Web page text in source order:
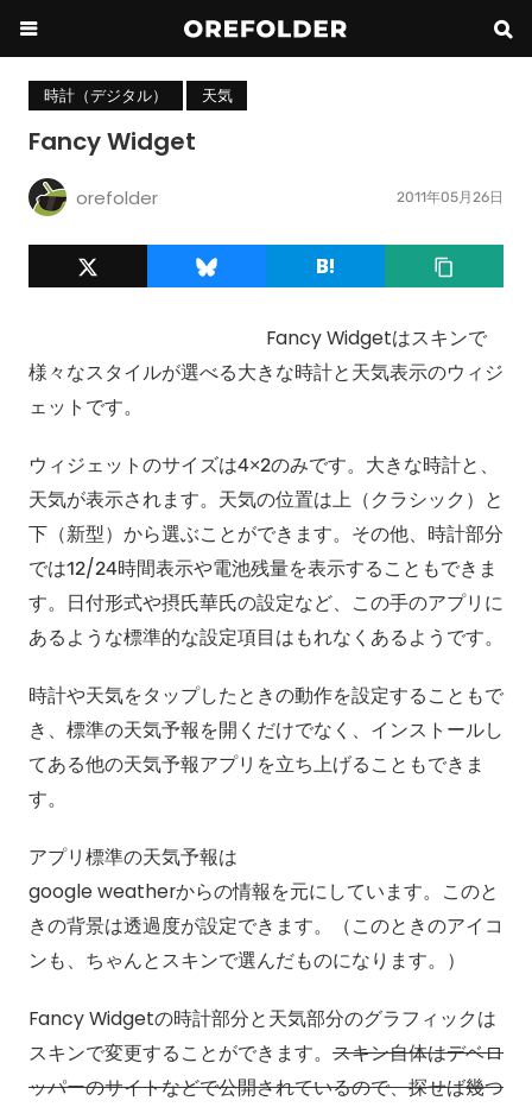
時計（デジタル） 天気
Fancy Widget
orefolder 2011年05月26日
Fancy Widgetはスキンで
様々なスタイルが選べる大きな時計と天気表示のウィジ
ェットです。
ウィジェットのサイズは4×2のみです。大きな時計と、
天気が表示されます。天気の位置は上（クラシック）と
下（新型）から選ぶことができます。その他、時計部分
では12/24時間表示や電池残量を表示することもできま
す。日付形式や摂氏華氏の設定など、この手のアプリに
あるような標準的な設定項目はもれなくあるようです。
時計や天気をタップしたときの動作を設定することもで
き、標準の天気予報を開くだけでなく、インストールし
てある他の天気予報アプリを立ち上げることもできま
す。
アプリ標準の天気予報は
google weatherからの情報を元にしています。このと
きの背景は透過度が設定できます。（このときのアイコ
ンも、ちゃんとスキンで選んだものになります。）
Fancy Widgetの時計部分と天気部分のグラフィックは
スキンで変更することができます。 スキン自体はデベロ
ッパーのサイトなどで公開されているので、探せば幾つ